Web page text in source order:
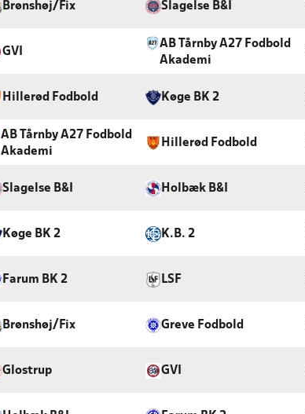
Brønshøj/Fix Slagelse B&I
GVI
AB Tårnby A27 Fodbold
Akademi
Hillerød Fodbold Køge BK 2
AB Tårnby A27 Fodbold
Akademi
Hillerød Fodbold
Slagelse B&I Holbæk B&I
Køge BK 2 K.B. 2
Farum BK 2 LSF
Brønshøj/Fix Greve Fodbold
Glostrup GVI